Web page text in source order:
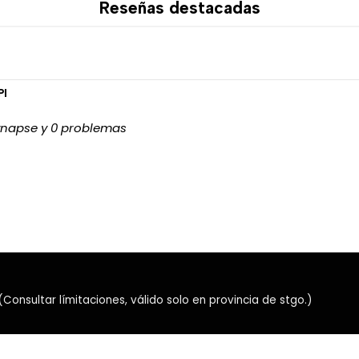
Seguimiento sin
Indicador de nivel de
La autonomía efectiva
Reseñas destacadas
y 0 problemas
límitaciones, válido solo en provincia de stgo.)